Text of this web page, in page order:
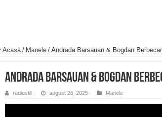
Acasa / Manele / Andrada Barsauan & Bogdan
Andrada Barsauan & Bogdan
radiostill august 26, 2025 Manele